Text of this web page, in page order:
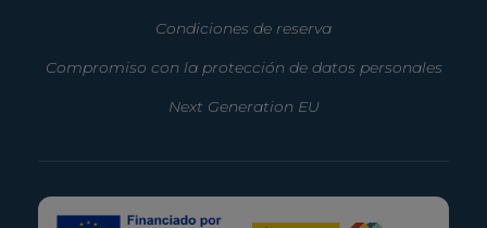
Condiciones de reserva
Compromiso con la protección de datos personales
Next Generation EU